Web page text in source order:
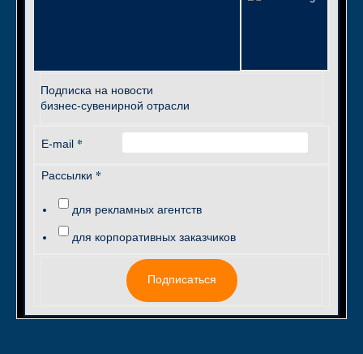
Подписка на новости
бизнес-сувенирной отрасли
E-mail *
Рассылки *
для рекламных агентств
для корпоративных заказчиков
Подписаться